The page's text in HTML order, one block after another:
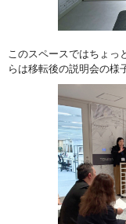
このスペースではちょっ
らは移転後の説明会の様